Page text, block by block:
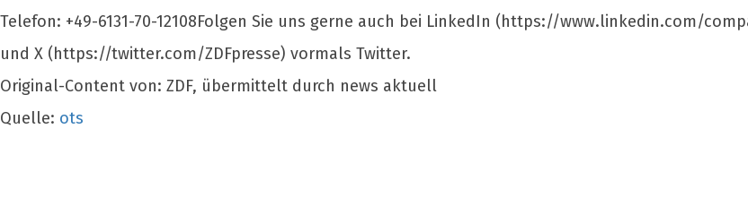
Telefon: +49-6131-70-12108Folgen Sie uns gerne auch bei LinkedIn (https://www.linkedin.com/
und X (https://twitter.com/ZDFpresse) vormals Twitter.
Original-Content von: ZDF, übermittelt durch news aktuell
Quelle: ots